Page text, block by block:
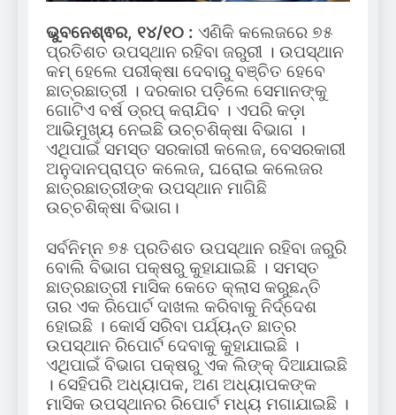
ଭୁବନେଶ୍ଵର, ୧୪/୧୦ : ଏଣିକି କଲେଜରେ ୭୫
ପ୍ରତିଶତ ଉପସ୍ଥାନ ରହିବା ଜରୁରୀ । ଉପସ୍ଥାନ
କମ୍‌ ହେଲେ ପରୀକ୍ଷା ଦେବାରୁ ବଞ୍ଚିତ ହେବେ
ଛାତ୍ରଛାତ୍ରୀ । ଦରକାର ପଡ଼ିଲେ ସେମାନଙ୍କୁ
ଗୋଟିଏ ବର୍ଷ ଡ୍ରପ୍‌ କରାଯିବ । ଏପରି କଡ଼ା
ଆଭିମୁଖ୍ୟ ନେଇଛି ଉଚ୍ଚଶିକ୍ଷା ବିଭାଗ ।
ଏଥିପାଇଁ ସମସ୍ତ ସରକାରୀ କଲେଜ, ବେସରକାରୀ
ଅନୁଦାନପ୍ରାପ୍ତ କଲେଜ, ଘରୋଇ କଲେଜର
ଛାତ୍ରଛାତ୍ରୀଙ୍କ ଉପସ୍ଥାନ ମାଗିଛି
ଉଚ୍ଚଶିକ୍ଷା ବିଭାଗ।
ସର୍ବନିମ୍ନ ୭୫ ପ୍ରତିଶତ ଉପସ୍ଥାନ ରହିବା ଜରୁରି
ବୋଲି ବିଭାଗ ପକ୍ଷରୁ କୁହାଯାଇଛି । ସମସ୍ତ
ଛାତ୍ରଛାତ୍ରୀ ମାସିକ କେତେ କ୍ଲାସ କରୁଛନ୍ତି
ତାର ଏକ ରିପୋର୍ଟ ଦାଖଲ କରିବାକୁ ନିର୍ଦ୍ଦେଶ
ହୋଇଛି । କୋର୍ସ ସରିବା ପର୍ଯ୍ୟନ୍ତ ଛାତ୍ର
ଉପସ୍ଥାନ ରିପୋର୍ଟ ଦେବାକୁ କୁହାଯାଇଛି ।
ଏଥିପାଇଁ ବିଭାଗ ପକ୍ଷରୁ ଏକ ଲିଙ୍କ୍‌ ଦିଆଯାଇଛି
। ସେହିପରି ଅଧ୍ୟାପକ, ଅଣ ଅଧ୍ୟାପକଙ୍କ
ମାସିକ ଉପସ୍ଥାନର ରିପୋର୍ଟ ମଧ୍ୟ ମଗାଯାଇଛି ।